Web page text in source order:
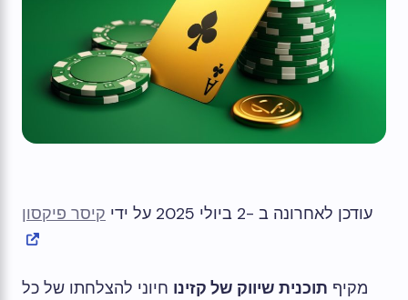
עודכן לאחרונה ב -2 ביולי 2025 על ידי קיסר פיקסון
מקיף תוכנית שיווק של קזינו חיוני להצלחתו של כל